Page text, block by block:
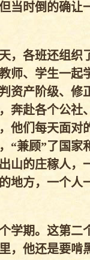
当时倒的确让
，各班还组织
师、学生一起
资产阶级、修
奔赴各个公
他们每天面对
“兼顾”了国家
山的庄稼人，
地方，一个人
学期。这第二
，他还是要啃